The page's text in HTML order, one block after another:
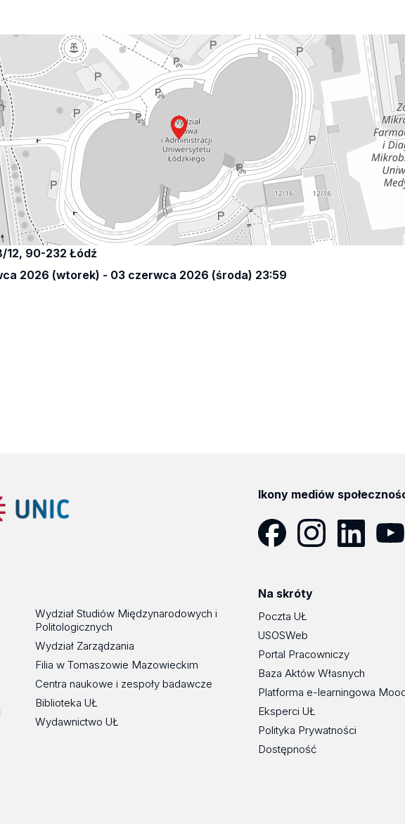
12, 90-232 Łódź
2026 (wtorek) - 03 czerwca 2026 (środa) 23:59
Ikony mediów
Wydział Studiów Międzynarodowych i
Politologicznych
Wydział Zarządzania
Filia w Tomaszowie Mazowieckim
Centra naukowe i zespoły badawcze
Biblioteka UŁ
Wydawnictwo UŁ
Na skróty
Poczta UŁ
USOSWeb
Portal Pracowniczy
Baza Aktów Własnych
Platforma e-learningowa
Eksperci UŁ
Polityka Prywatności
Dostępność